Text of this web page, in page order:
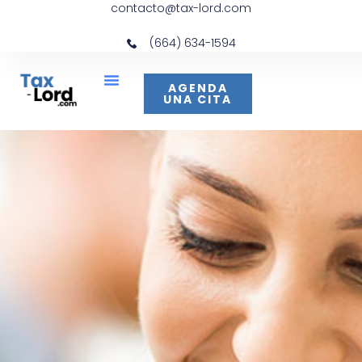
contacto@tax-lord.com
(664) 634-1594
AGENDA
UNA CITA